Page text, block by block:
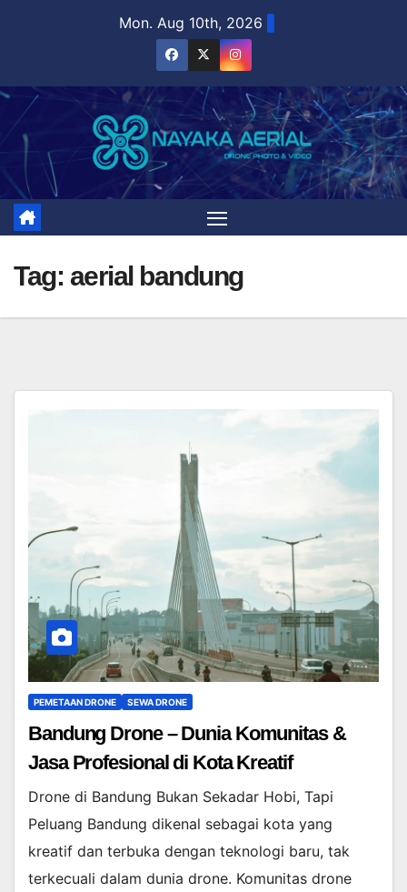
Mon. Aug 10th, 2026
Tag: aerial bandung
PEMETAAN DRONE SEWA DRONE
Bandung Drone – Dunia Komunitas &
Jasa Profesional di Kota Kreatif
Drone di Bandung Bukan Sekadar Hobi, Tapi
Peluang Bandung dikenal sebagai kota yang
kreatif dan terbuka dengan teknologi baru, tak
terkecuali dalam dunia drone. Komunitas drone